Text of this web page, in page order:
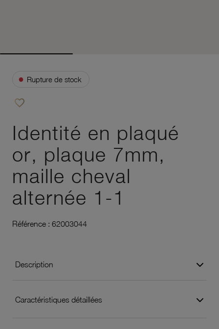
● Rupture de stock
favorite_border
Identité en plaqué
or, plaque 7mm,
maille cheval
alternée 1-1
Référence : 62003044
Description
Caractéristiques détaillées